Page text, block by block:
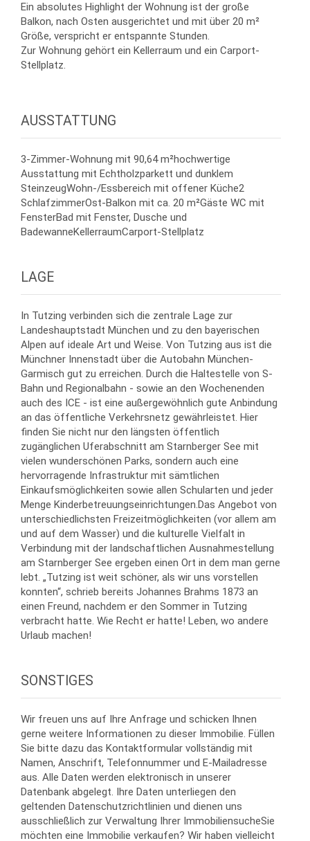
Ein absolutes Highlight der Wohnung ist der große
Balkon, nach Osten ausgerichtet und mit über 20 m²
Größe, verspricht er entspannte Stunden.
Zur Wohnung gehört ein Kellerraum und ein Carport-
Stellplatz.
AUSSTATTUNG
3-Zimmer-Wohnung mit 90,64 m²hochwertige
Ausstattung mit Echtholzparkett und dunklem
SteinzeugWohn-/Essbereich mit offener Küche2
SchlafzimmerOst-Balkon mit ca. 20 m²Gäste WC mit
FensterBad mit Fenster, Dusche und
BadewanneKellerraumCarport-Stellplatz
LAGE
In Tutzing verbinden sich die zentrale Lage zur
Landeshauptstadt München und zu den bayerischen
Alpen auf ideale Art und Weise. Von Tutzing aus ist die
Münchner Innenstadt über die Autobahn München-
Garmisch gut zu erreichen. Durch die Haltestelle von S-
Bahn und Regionalbahn - sowie an den Wochenenden
auch des ICE - ist eine außergewöhnlich gute Anbindung
an das öffentliche Verkehrsnetz gewährleistet. Hier
finden Sie nicht nur den längsten öffentlich
zugänglichen Uferabschnitt am Starnberger See mit
vielen wunderschönen Parks, sondern auch eine
hervorragende Infrastruktur mit sämtlichen
Einkaufsmöglichkeiten sowie allen Schularten und jeder
Menge Kinderbetreuungseinrichtungen.Das Angebot von
unterschiedlichsten Freizeitmöglichkeiten (vor allem am
und auf dem Wasser) und die kulturelle Vielfalt in
Verbindung mit der landschaftlichen Ausnahmestellung
am Starnberger See ergeben einen Ort in dem man gerne
lebt. „Tutzing ist weit schöner, als wir uns vorstellen
konnten“, schrieb bereits Johannes Brahms 1873 an
einen Freund, nachdem er den Sommer in Tutzing
verbracht hatte. Wie Recht er hatte! Leben, wo andere
Urlaub machen!
SONSTIGES
Wir freuen uns auf Ihre Anfrage und schicken Ihnen
gerne weitere Informationen zu dieser Immobilie. Füllen
Sie bitte dazu das Kontaktformular vollständig mit
Namen, Anschrift, Telefonnummer und E-Mailadresse
aus. Alle Daten werden elektronisch in unserer
Datenbank abgelegt. Ihre Daten unterliegen den
geltenden Datenschutzrichtlinien und dienen uns
ausschließlich zur Verwaltung Ihrer ImmobiliensucheSie
möchten eine Immobilie verkaufen? Wir haben vielleicht